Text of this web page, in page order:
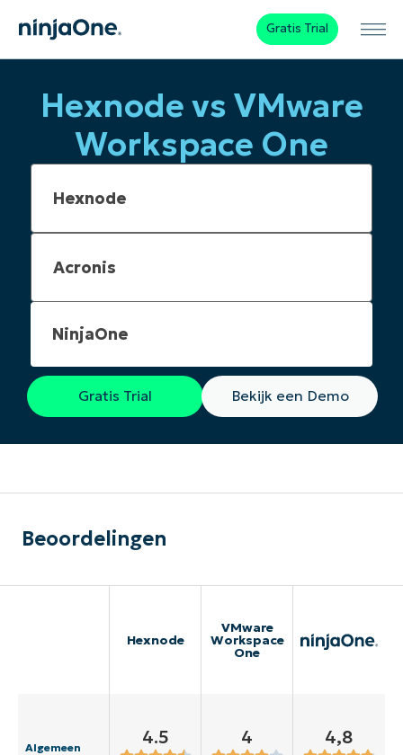
Gratis Trial
Hexnode vs VMware
Workspace One
NinjaOne
Gratis Trial Bekijk een Demo
Beoordelingen
Hexnode
VMware
Workspace
One
Algemeen 4.5 4 4,8